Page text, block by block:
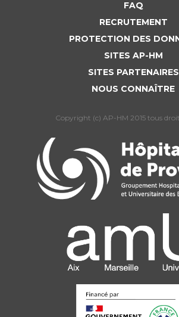
FAQ
RECRUTEMENT
PROTECTION DES
SITES AP-HM
SITES PARTENAIRES
NOUS CONNAÎTRE
Copyright (c) AP-HM 2015 tous